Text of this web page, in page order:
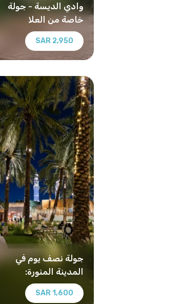
وادي الديسة - جولة
خاصة من العلا
2,950 SAR
جولة نصف يوم في
المدينة المنورة:
استكشاف قباء وبستان
المستظل ومنطقة الحي
1,600 SAR